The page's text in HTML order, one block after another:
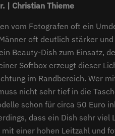
| Christian Thieme
vom Fotografen oft ein
oft deutlich stärker
Beauty-Dish zum Einsatz,
Softbox erzeugt dieser
im Randbereich. Wer
nicht sehr tief in die
schon für circa 50 Euro
dass ein Dish sehr viel
einer hohen Leitzahl und